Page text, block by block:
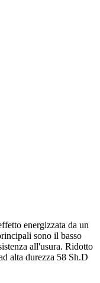
energizzata da un
sono il basso
all'usura. Ridotto
alta durezza 58 Sh.D